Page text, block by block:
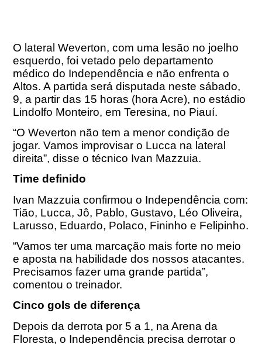
O lateral Weverton, com uma lesão no joelho
esquerdo, foi vetado pelo departamento
médico do Independência e não enfrenta o
Altos. A partida será disputada neste sábado,
9, a partir das 15 horas (hora Acre), no estádio
Lindolfo Monteiro, em Teresina, no Piauí.
“O Weverton não tem a menor condição de
jogar. Vamos improvisar o Lucca na lateral
direita”, disse o técnico Ivan Mazzuia.
Time definido
Ivan Mazzuia confirmou o Independência com:
Tião, Lucca, Jô, Pablo, Gustavo, Léo Oliveira,
Larusso, Eduardo, Polaco, Fininho e Felipinho.
“Vamos ter uma marcação mais forte no meio
e aposta na habilidade dos nossos atacantes.
Precisamos fazer uma grande partida”,
comentou o treinador.
Cinco gols de diferença
Depois da derrota por 5 a 1, na Arena da
Floresta, o Independência precisa derrotar o